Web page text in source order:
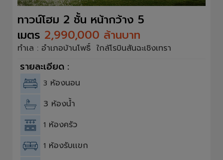
ทาวน์โฮม 2 ชั้น หน้ากว้าง 5
เมตร 2,990,000 ล้านบาท
ทำเล : อำเภอบ้านโพธิ์ ใกล้โรบินสันฉะเชิงเทรา
รายละเอียด :
3 ห้องนอน
3 ห้องน้ำ
1 ห้องครัว
1 ห้องรับเเขก